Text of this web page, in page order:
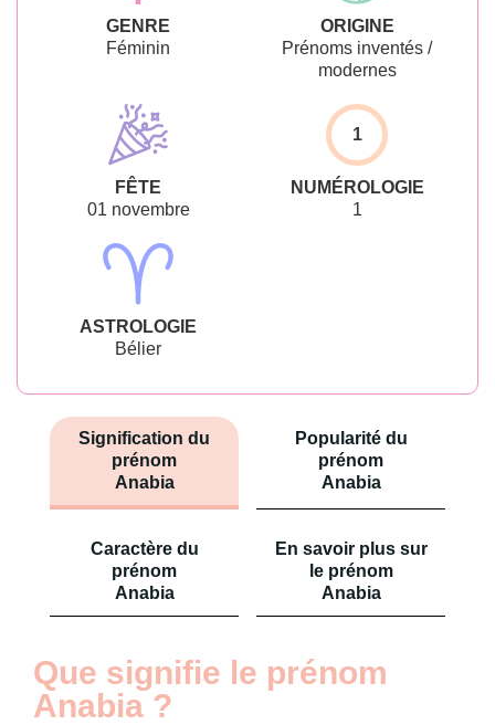
GENRE
Féminin
ORIGINE
Prénoms inventés /
modernes
FÊTE
01 novembre
1
NUMÉROLOGIE
1
ASTROLOGIE
Bélier
Signification du
prénom
Anabia
Popularité du
prénom
Anabia
Caractère du
prénom
Anabia
En savoir plus sur
le prénom
Anabia
Que signifie le prénom
Anabia ?